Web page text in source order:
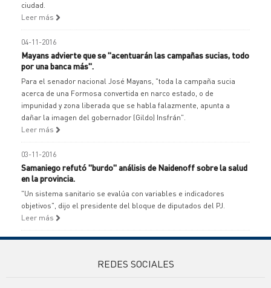
ciudad.
Leer más
04-11-2016
Mayans advierte que se "acentuarán las campañas sucias, todo
por una banca más".
Para el senador nacional José Mayans, "toda la campaña sucia
acerca de una Formosa convertida en narco estado, o de
impunidad y zona liberada que se habla falazmente, apunta a
dañar la imagen del gobernador (Gildo) Insfrán".
Leer más
03-11-2016
Samaniego refutó "burdo" análisis de Naidenoff sobre la salud
en la provincia.
"Un sistema sanitario se evalúa con variables e indicadores
objetivos", dijo el presidente del bloque de diputados del PJ.
Leer más
REDES SOCIALES